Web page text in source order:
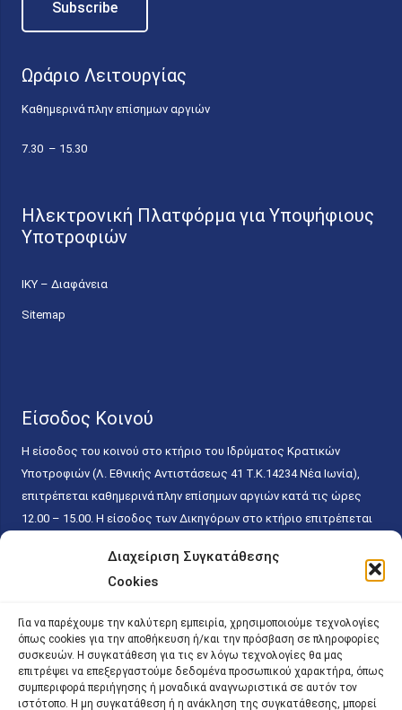
Διαχείριση Συγκατάθεσης
Cookies
Για να παρέχουμε την καλύτερη εμπειρία, χρησιμοποιούμε τεχνολογίες
όπως cookies για την αποθήκευση ή/και την πρόσβαση σε πληροφορίες
συσκευών. Η συγκατάθεση για τις εν λόγω τεχνολογίες θα μας
επιτρέψει να επεξεργαστούμε δεδομένα προσωπικού χαρακτήρα, όπως
συμπεριφορά περιήγησης ή μοναδικά αναγνωριστικά σε αυτόν τον
ιστότοπο. Η μη συγκατάθεση ή η ανάκληση της συγκατάθεσης, μπορεί
Ωράριο Λειτουργίας
Καθημερινά πλην επίσημων αργιών
7.30 – 15.30
Ηλεκτρονική Πλατφόρμα για Υποψήφιους
Υποτροφιών
ΙΚΥ – Διαφάνεια
Sitemap
Είσοδος Κοινού
Η είσοδος του κοινού στο κτήριο του Ιδρύματος Κρατικών
Υποτροφιών (Λ. Εθνικής Αντιστάσεως 41 T.K.14234 Νέα Ιωνία),
επιτρέπεται καθημερινά πλην επίσημων αργιών κατά τις ώρες
12.00 – 15.00. Η είσοδος των Δικηγόρων στο κτήριο επιτρέπεται
κάθε εργάσιμη ημέρα και ώρα χωρίς κανέναν χρονικό ή άλλο
περιορισμό. Η είσοδος του κοινού ειδικά στο γραφείο του
15.00. Η εξυπηρέτηση του κοινού πραγματοποιείται βάσει των
παγίων ισχυουσών διατάξεων. Για την αποφυγή συνωστισμού
εντός του εσωτερικού χώρου εξυπηρέτησης και αναμονής του
κοινού, η εξυπηρέτησή του δύναται να πραγματοποιείται κατόπιν